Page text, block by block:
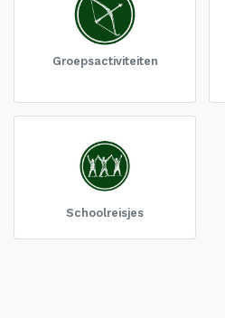
Groepsactiviteiten
Schoolreisjes